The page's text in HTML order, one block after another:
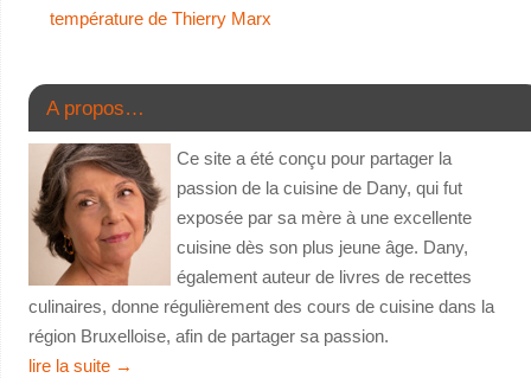
température de Thierry Marx
A propos…
Ce site a été conçu pour partager la
passion de la cuisine de Dany, qui fut
exposée par sa mère à une excellente
cuisine dès son plus jeune âge. Dany,
également auteur de livres de recettes
culinaires, donne régulièrement des cours de cuisine dans la
région Bruxelloise, afin de partager sa passion.
lire la suite →